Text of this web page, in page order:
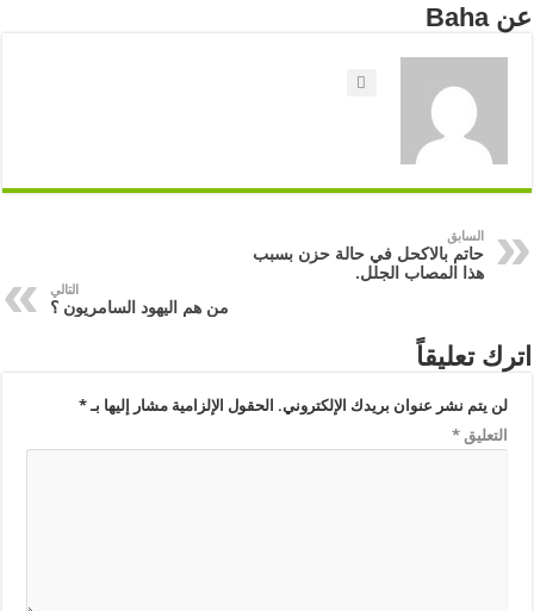
عن Baha
السابق
حاتم بالاكحل في حالة حزن بسبب
هذا المصاب الجلل.
التالي
من هم اليهود السامريون ؟
اترك تعليقاً
لن يتم نشر عنوان بريدك الإلكتروني. الحقول الإلزامية مشار إليها بـ*
التعليق*